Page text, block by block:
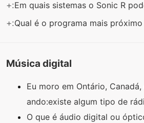
+:Em quais sistemas o Sonic R
+:Qual é o programa mais
Música digital
Eu moro em Ontário,
ando:existe algum tipo de
O que é áudio digital ou